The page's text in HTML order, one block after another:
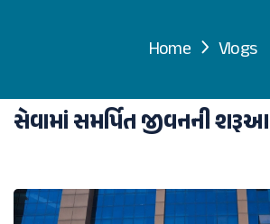
Home Vlogs
સેવામાં સમર્પિત જીવનની